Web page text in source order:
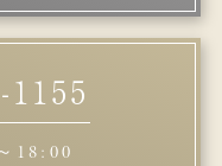
1155
18:00